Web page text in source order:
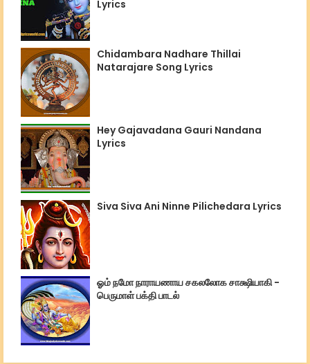
Lyrics
Chidambara Nadhare Thillai
Natarajare Song Lyrics
Hey Gajavadana Gauri Nandana
Lyrics
Siva Siva Ani Ninne Pilichedara Lyrics
ஓம் நமோ நாராயணாய சகலலோக சாக்ஷியாகி -
பெருமாள் பக்தி பாடல்